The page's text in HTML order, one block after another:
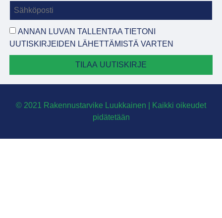
ANNAN LUVAN TALLENTAA TIETONI
UUTISKIRJEIDEN LÄHETTÄMISTÄ VARTEN
TILAA UUTISKIRJE
© 2021 Rakennustarvike Luukkainen | Kaikki oikeudet
pidätetään